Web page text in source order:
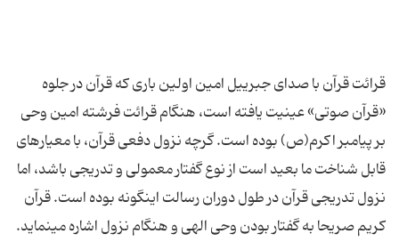
قرائت قرآن با صدای جبرییل امین اولین بارى كه قرآن در جلوه
«قرآن صوتى» عینیت یافته است، هنگام قرائت فرشته امین وحى
بر پیامبر اكرم(ص) بوده است. گرچه نزول دفعى قرآن، با معیارهاى
قابل شناخت ما بعید است از نوع گفتار معمولى و تدریجى باشد، اما
نزول تدریجى قرآن در طول دوران رسالت اینگونه بوده است. قرآن
كریم صریحا به گفتار بودن وحى الهى و هنگام نزول اشاره مى‏نماید.